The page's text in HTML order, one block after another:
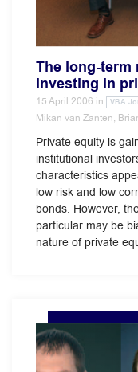
The long-
investing in
15 April 2006 in VBA
Mikan van Zanten,
Private equity is
institutional
characteristics
low risk and low
bonds. However,
particular may be
nature of private